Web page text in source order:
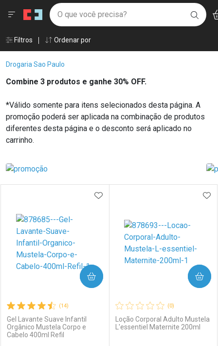
Drogaria São Paulo
Ir direto para a home
pela página
Ir direto para o conteúdo
Ir direto para a conta
Ir direto para a notificações
Ir direto para o carrinho
O que você precisa?
Menu
Breadcrumb
Drogaria Sao Paulo
Combine 3 produtos e ganhe 30% OFF.
*Válido somente para itens selecionados desta página. A
promoção poderá ser aplicada na combinação de produtos
diferentes desta página e o desconto será aplicado no
carrinho.
Linkagens Internas em Destaque
Promoções em Destaque
(14)
Gel Lavante Suave Infantil
Orgânico Mustela Corpo e
Cabelo 400ml Refil
ADICIONAR AOS FAVORITOS
COMPRAR
(0)
Loção Corporal Adulto Mustela
L'essentiel Maternite 200ml
COMPRAR
Âncoras
Filtros Ordenar por